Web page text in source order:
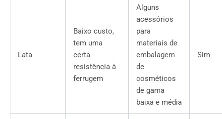
Lata
Baixo custo,
tem uma
certa
resistência à
ferrugem
Alguns
acessórios
para
materiais de
embalagem
de
cosméticos
de gama
baixa e média
Sim